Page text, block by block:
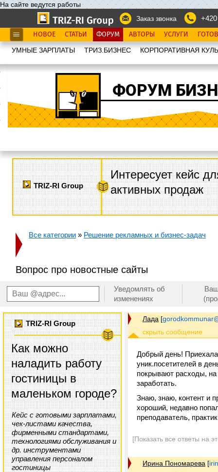
На сайте ведутся работы
Заказ звонка
НОВОЕ СТАТЬИ ФОРУМ АВТОРЫ УСЛУГИ
УМНЫЕ ЗАРПЛАТЫ ТРИЗ.БИЗНЕС КОРПОРАТИВНАЯ
ФОРУМ
TRIZ-RI Group
Интересует кейс
активных продаж
Все категории » Решение рекламных и бизнес-задач
Вопрос про новостные сайты
Уведомлять об
изменениях
TRIZ-RI Group
Как можно
наладить работу
гостиницы в
маленьком городе?
Кейс с готовыми зарплатами,
чек-листами качества,
фирменными стандартами,
технологиями обслуживания и
др. инструментами
управления персоналом
гостиницы
Лада [
Добрый день!
уник.посетителей в
покрывают расходы, на
заработать.
Знаю, знаю, контент и
хороший, недавно
преподаватель,
[Показать все ответы на
Ирина Пономарева [